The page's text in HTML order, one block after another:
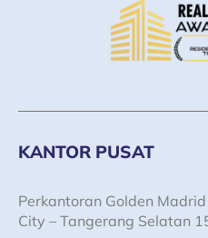
KANTOR PUSAT
Perkantoran Golden
City – Tangerang Selatan